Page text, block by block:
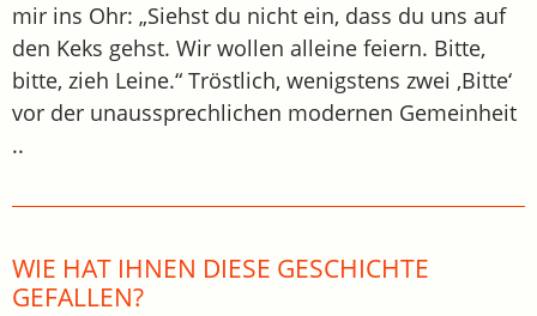
mir ins Ohr: „Siehst du nicht ein, dass du uns auf
den Keks gehst. Wir wollen alleine feiern. Bitte,
bitte, zieh Leine.“ Tröstlich, wenigstens zwei ‚Bitte‘
vor der unaussprechlichen modernen Gemeinheit
..
WIE HAT IHNEN DIESE GESCHICHTE
GEFALLEN?